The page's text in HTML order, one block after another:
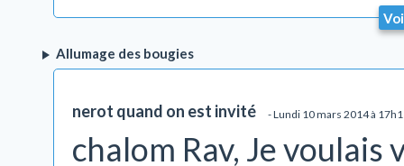
Allumage des bougies
nerot quand on est invité - Lundi 10 mars 2014 à
chalom Rav, Je